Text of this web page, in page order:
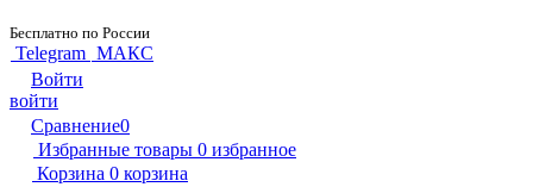
Бесплатно по России
Telegram МАКС
Войти
войти
Сравнение0
Избранные товары 0 избранное
Корзина 0 корзина